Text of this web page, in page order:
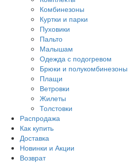
Комбинезоны
Куртки и парки
Пуховики
Пальто
Малышам
Одежда с подогревом
Брюки и полукомбинезоны
Плащи
Ветровки
Жилеты
Толстовки
Распродажа
Как купить
Доставка
Новинки и Акции
Возврат